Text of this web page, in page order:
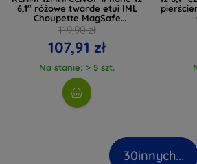
6,1" różowe twarde etui IML
Choupette MagSafe
(KLHMP12MHFCCNOP)
119,90 zł
107,91 zł
Na stanie: > 5 szt.
30innych...